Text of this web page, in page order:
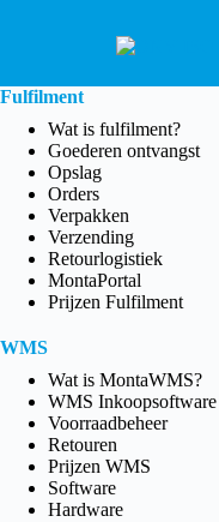
Fulfilment
Wat is fulfilment?
Goederen ontvangst
Opslag
Orders
Verpakken
Verzending
Retourlogistiek
MontaPortal
Prijzen Fulfilment
WMS
Wat is MontaWMS?
WMS Inkoopsoftware
Voorraadbeheer
Retouren
Prijzen WMS
Software
Hardware